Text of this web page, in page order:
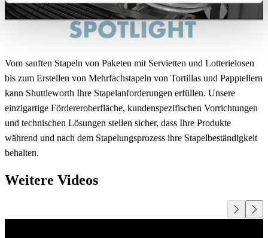
Vom sanften Stapeln von Paketen mit Servietten und Lotterielosen
bis zum Erstellen von Mehrfachstapeln von Tortillas und Papptellern
kann Shuttleworth Ihre Stapelanforderungen erfüllen. Unsere
einzigartige Fördereroberfläche, kundenspezifischen Vorrichtungen
und technischen Lösungen stellen sicher, dass Ihre Produkte
während und nach dem Stapelungsprozess ihre Stapelbeständigkeit
behalten.
Weitere Videos